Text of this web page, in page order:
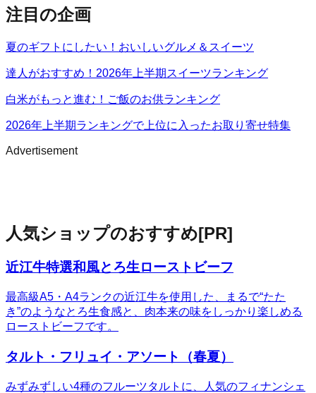
注目の企画
夏のギフトにしたい！おいしいグルメ＆スイーツ
達人がおすすめ！2026年上半期スイーツランキング
白米がもっと進む！ご飯のお供ランキング
2026年上半期ランキングで上位に入ったお取り寄せ特集
Advertisement
人気ショップのおすすめ[PR]
近江牛特選和風とろ生ローストビーフ
最高級A5・A4ランクの近江牛を使用した、まるで“たた
き”のようなとろ生食感と、肉本来の味をしっかり楽しめる
ローストビーフです。
タルト・フリュイ・アソート（春夏）
みずみずしい4種のフルーツタルトに、人気のフィナンシェ